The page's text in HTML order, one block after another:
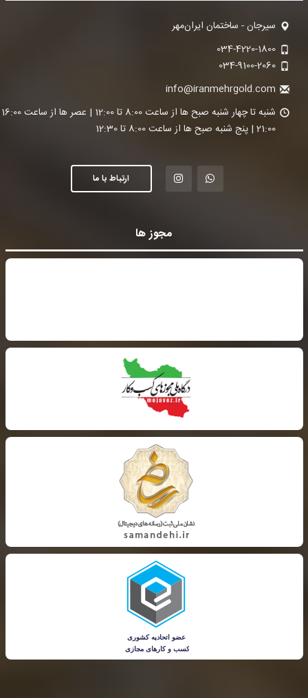
سیرجان - ساختمان ایران‌مهر
034-4220-1800
034-9100-2060
info@iranmehrgold.com
21:00 | پنج شنبه صبح ها از ساعت 8:00 تا 12:30
ارتباط با ما
مجوز ها